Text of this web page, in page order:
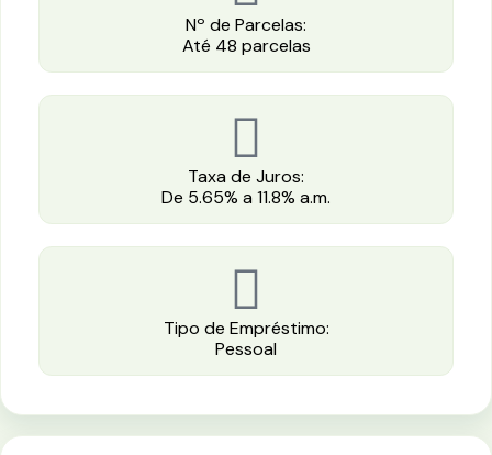
Nº de Parcelas:
Até 48 parcelas
Taxa de Juros:
De 5.65% a 11.8% a.m.
Tipo de Empréstimo:
Pessoal